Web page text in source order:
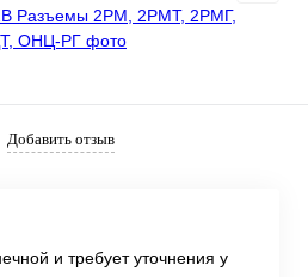
Добавить отзыв
и требует уточнения у